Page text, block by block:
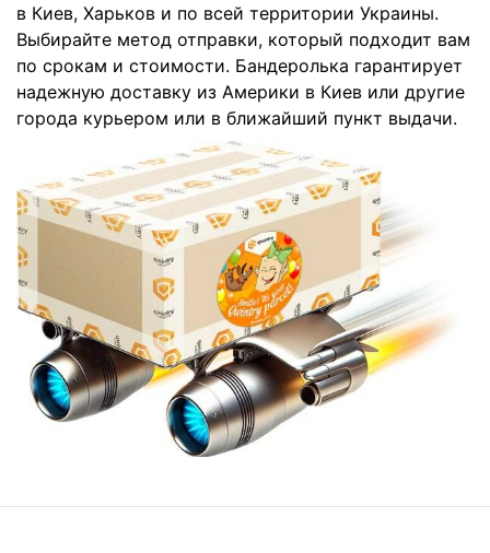
в Киев, Харьков и по всей территории Украины.
Выбирайте метод отправки, который подходит вам
по срокам и стоимости. Бандеролька гарантирует
надежную доставку из Америки в Киев или другие
города курьером или в ближайший пункт выдачи.